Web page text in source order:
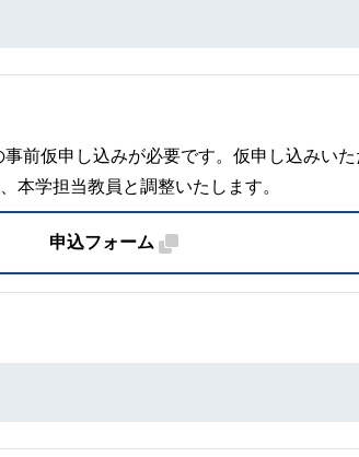
前仮申し込みが必要です。仮申し込みい
本学担当教員と調整いたします。
申込フォーム